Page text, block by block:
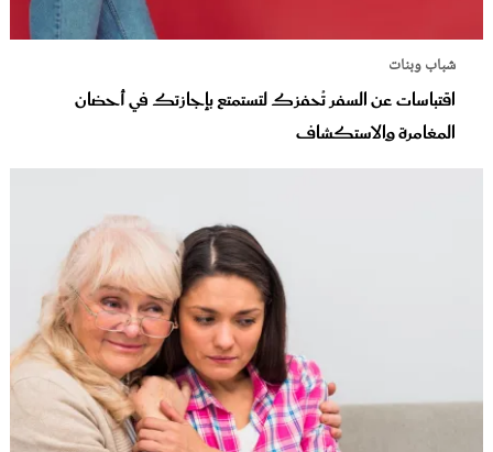
شباب وبنات
اقتباسات عن السفر تُحفزك لتستمتع بإجازتك في أحضان
المغامرة والاستكشاف